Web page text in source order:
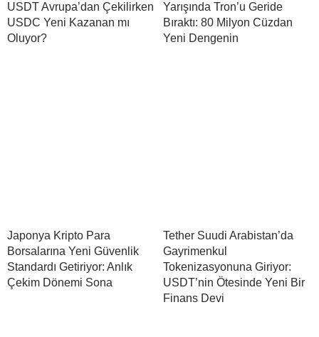
USDT Avrupa’dan Çekilirken
USDC Yeni Kazanan mı
Oluyor?
Yarışında Tron’u Geride
Bıraktı: 80 Milyon Cüzdan
Yeni Dengenin
Japonya Kripto Para
Borsalarına Yeni Güvenlik
Standardı Getiriyor: Anlık
Çekim Dönemi Sona
Tether Suudi Arabistan’da
Gayrimenkul
Tokenizasyonuna Giriyor:
USDT’nin Ötesinde Yeni Bir
Finans Devi